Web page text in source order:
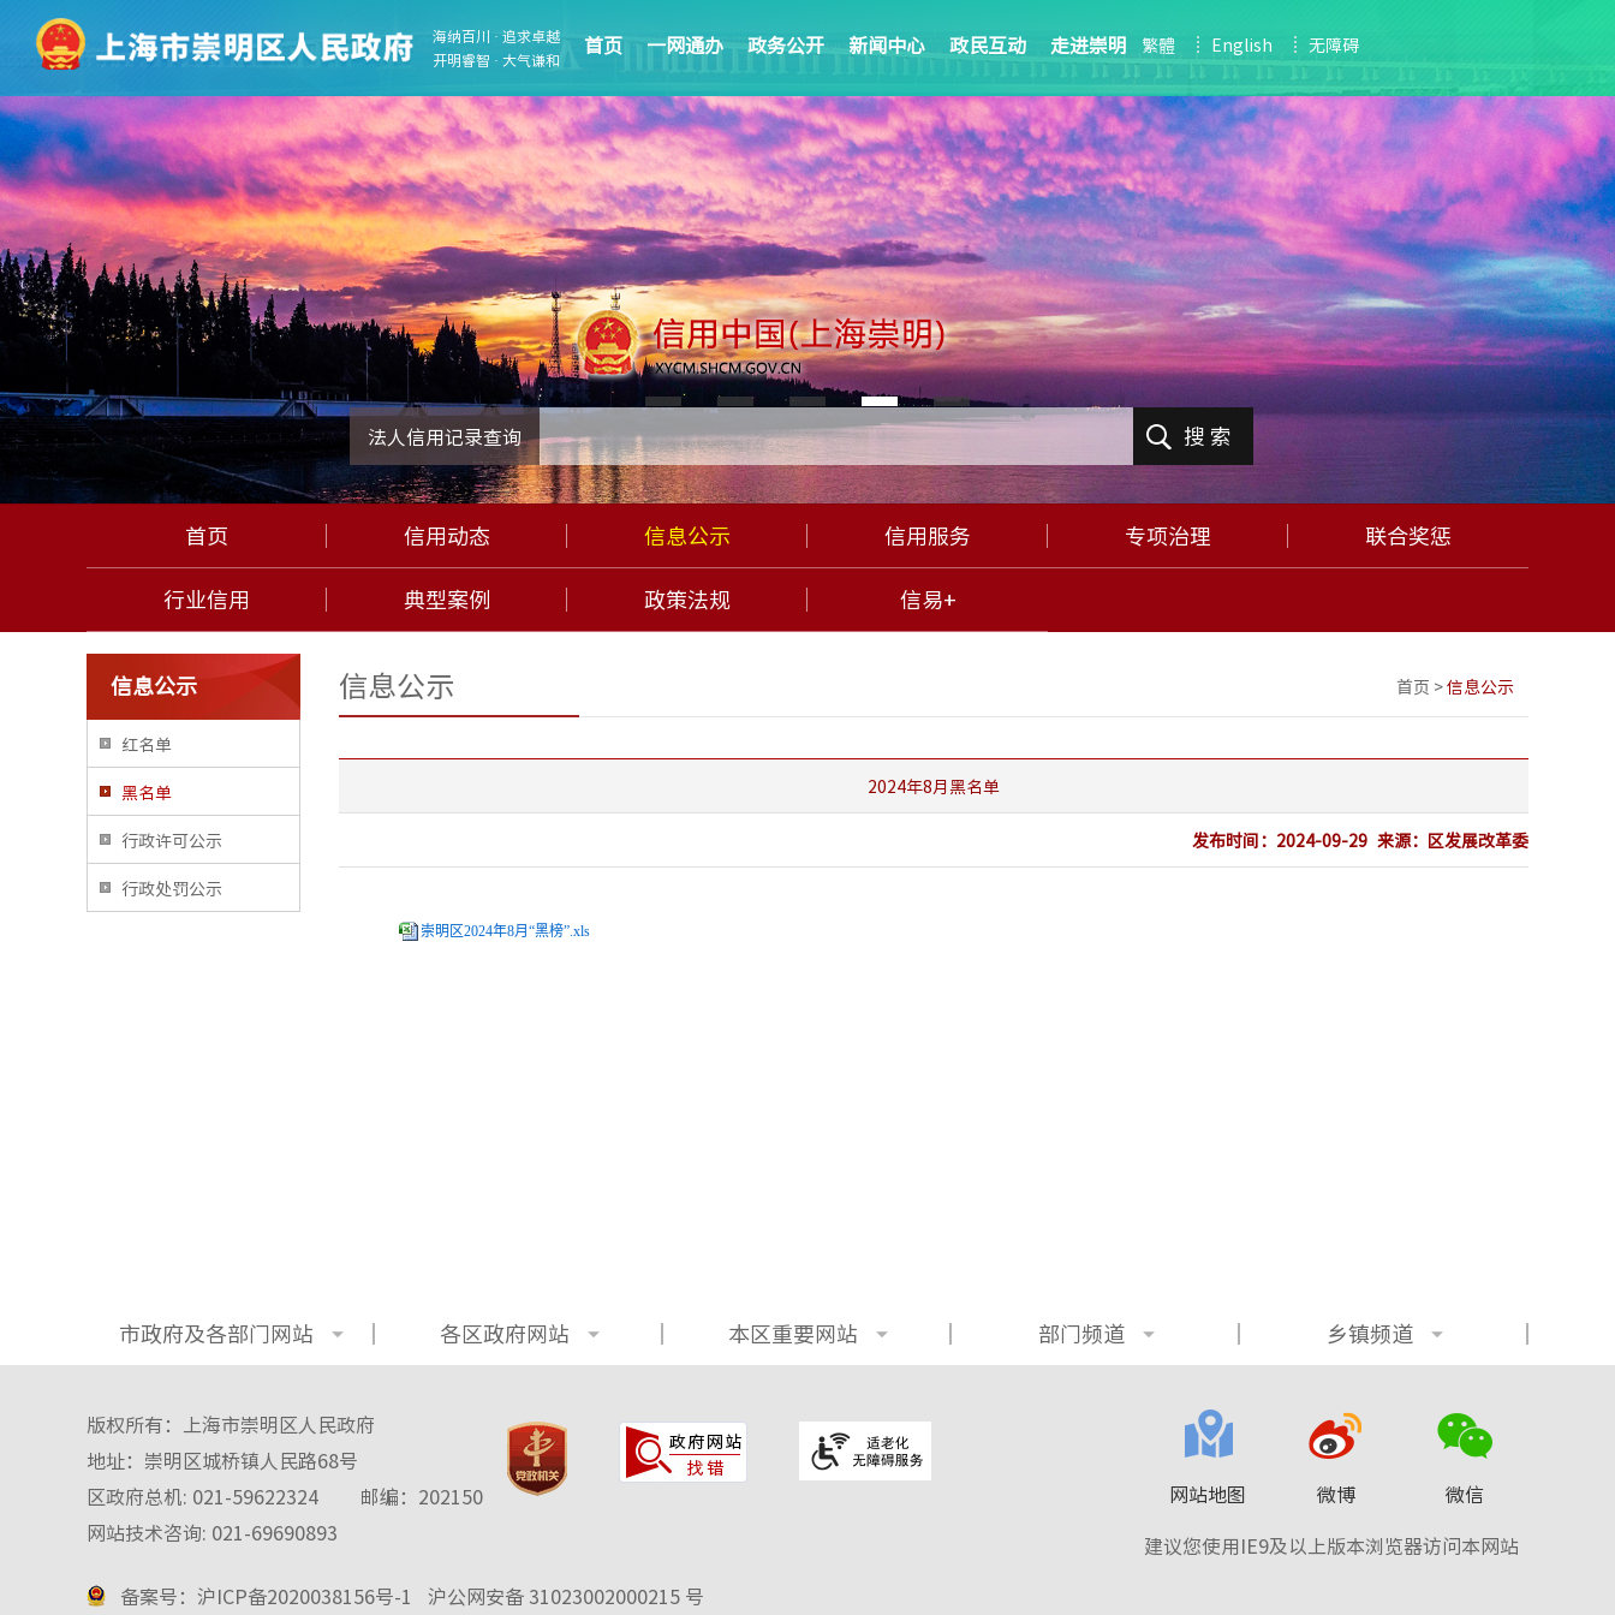
法人信用记录查询 搜 索
首页 信用动态 信息公示 信用服务 专项治理
联合奖惩
行业信用
典型案例 政策法规 信易+
海纳百川 · 追求卓越
开明睿智 · 大气谦和
首页 一网通办 政务公开 新闻中心 政民互动 走进崇明 繁體 English 无障碍
信息公示
红名单
黑名单
行政许可公示
行政处罚公示
信息公示 首页 >信息公示
2024年8月黑名单
发布时间： 2024-09-29 来源： 区发展改革委
崇明区2024年8月“黑榜”.xls
市政府及各部门网站 各区政府网站 本区重要网站 部门频道 乡镇频道
版权所有：上海市崇明区人民政府
地址：崇明区城桥镇人民路68号
区政府总机: 021-59622324
邮编：202150
网站技术咨询: 021-69690893
备案号：沪ICP备2020038156号-1 沪公网安备 31023002000215 号
网站地图 微博
微信
建议您使用IE9及以上版本浏览器访问本网站